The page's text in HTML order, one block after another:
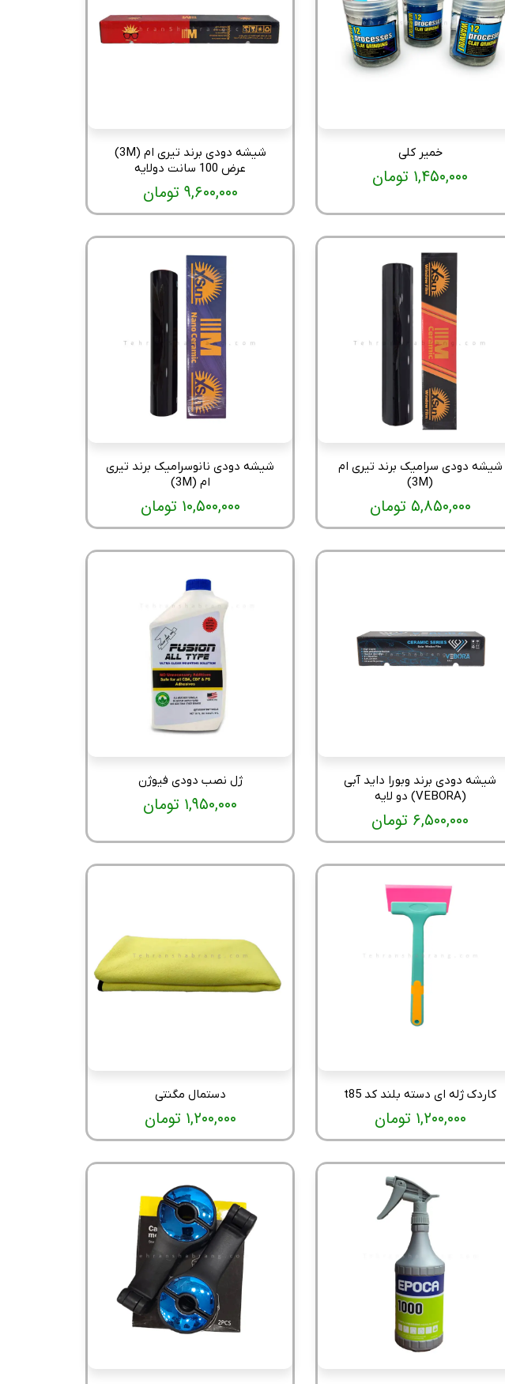
خمیر کلی
۱,۴۵۰,۰۰۰ تومان
شیشه دودی برند تیری ام (3M)
عرض 100 سانت دولایه
۹,۶۰۰,۰۰۰ تومان
شیشه دودی سرامیک برند تیری ام
(3M)
۵,۸۵۰,۰۰۰ تومان
شیشه دودی نانوسرامیک برند تیری
ام (3M)
۱۰,۵۰۰,۰۰۰ تومان
شیشه دودی برند وبورا داید آبی
(VEBORA) دو لایه
۶,۵۰۰,۰۰۰ تومان
ژل نصب دودی فیوژن
۱,۹۵۰,۰۰۰ تومان
کاردک ژله ای دسته بلند کد t85
۱,۲۰۰,۰۰۰ تومان
دستمال مگنتی
۱,۲۰۰,۰۰۰ تومان